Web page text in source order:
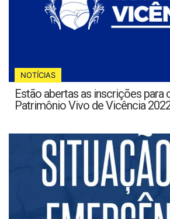
NOTÍCIAS
Estão abertas as inscrições para
Patrimônio Vivo de Vicência